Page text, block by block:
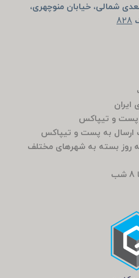
شمالی، خیابان منوچهری،
828
ایران
پست و تیپاکس
روز بسته به شهرهای مختلف